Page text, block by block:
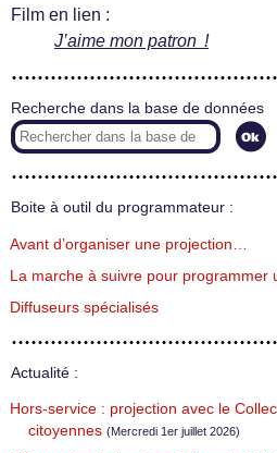
Film en lien :
J’aime mon patron !
Recherche dans la base de données
Boite à outil du programmateur :
Avant d’organiser une projection…
La marche à suivre pour programmer
Diffuseurs spécialisés
Actualité :
Hors-service : projection avec le
citoyennes (Mercredi 1er juillet 2026)